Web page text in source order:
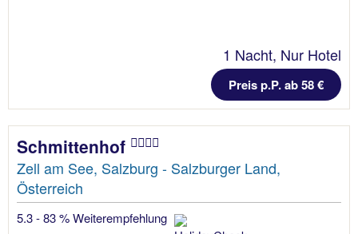
1 Nacht, Nur Hotel
Preis p.P. ab 58 €
Schmittenhof
Zell am See, Salzburg - Salzburger Land,
Österreich
5.3 - 83 % Weiterempfehlung